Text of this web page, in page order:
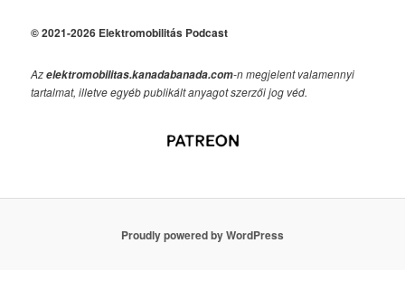
© 2021-2026 Elektromobilitás Podcast
Azelektromobilitas.kanadabanada.com-n megjelent valamennyi
tartalmat, illetve egyéb publikált anyagot szerzői jog véd.
Proudly powered by WordPress